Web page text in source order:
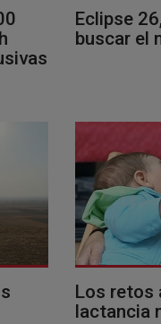
Eclipse
buscar el
Los retos
lactancia